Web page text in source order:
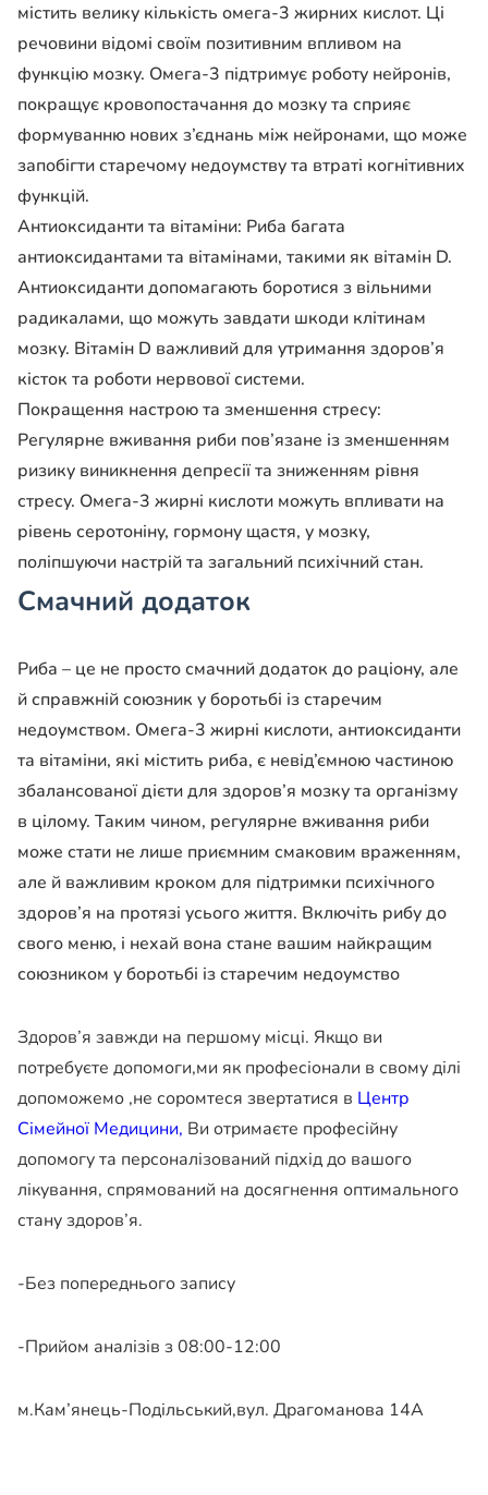
містить велику кількість омега-3 жирних кислот. Ці
речовини відомі своїм позитивним впливом на
функцію мозку. Омега-3 підтримує роботу нейронів,
покращує кровопостачання до мозку та сприяє
формуванню нових з’єднань між нейронами, що може
запобігти старечому недоумству та втраті когнітивних
функцій.
Антиоксиданти та вітаміни: Риба багата
антиоксидантами та вітамінами, такими як вітамін D.
Антиоксиданти допомагають боротися з вільними
радикалами, що можуть завдати шкоди клітинам
мозку. Вітамін D важливий для утримання здоров’я
кісток та роботи нервової системи.
Покращення настрою та зменшення стресу:
Регулярне вживання риби пов’язане із зменшенням
ризику виникнення депресії та зниженням рівня
стресу. Омега-3 жирні кислоти можуть впливати на
рівень серотоніну, гормону щастя, у мозку,
поліпшуючи настрій та загальний психічний стан.
Смачний додаток
Риба – це не просто смачний додаток до раціону, але
й справжній союзник у боротьбі із старечим
недоумством. Омега-3 жирні кислоти, антиоксиданти
та вітаміни, які містить риба, є невід’ємною частиною
збалансованої дієти для здоров’я мозку та організму
в цілому. Таким чином, регулярне вживання риби
може стати не лише приємним смаковим враженням,
але й важливим кроком для підтримки психічного
здоров’я на протязі усього життя. Включіть рибу до
свого меню, і нехай вона стане вашим найкращим
союзником у боротьбі із старечим недоумство
Здоров’я завжди на першому місці. Якщо ви
потребуєте допомоги,ми як професіонали в свому ділі
допоможемо ,не соромтеся звертатися в Центр
Сімейної Медицини, Ви отримаєте професійну
допомогу та персоналізований підхід до вашого
лікування, спрямований на досягнення оптимального
стану здоров’я.
-Без попереднього запису
-Прийом аналізів з 08:00-12:00
м.Кам’янець-Подільський,вул. Драгоманова 14А